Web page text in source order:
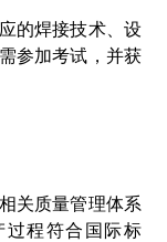
的焊接技术、设
参加考试，并获
关质量管理体系
过程符合国际标